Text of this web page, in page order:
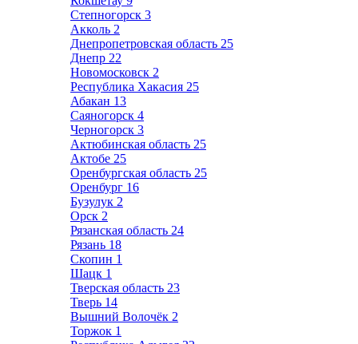
Степногорск 3
Акколь 2
Днепропетровская область 25
Днепр 22
Новомосковск 2
Республика Хакасия 25
Абакан 13
Саяногорск 4
Черногорск 3
Актюбинская область 25
Актобе 25
Оренбургская область 25
Оренбург 16
Бузулук 2
Орск 2
Рязанская область 24
Рязань 18
Скопин 1
Шацк 1
Тверская область 23
Тверь 14
Вышний Волочёк 2
Торжок 1